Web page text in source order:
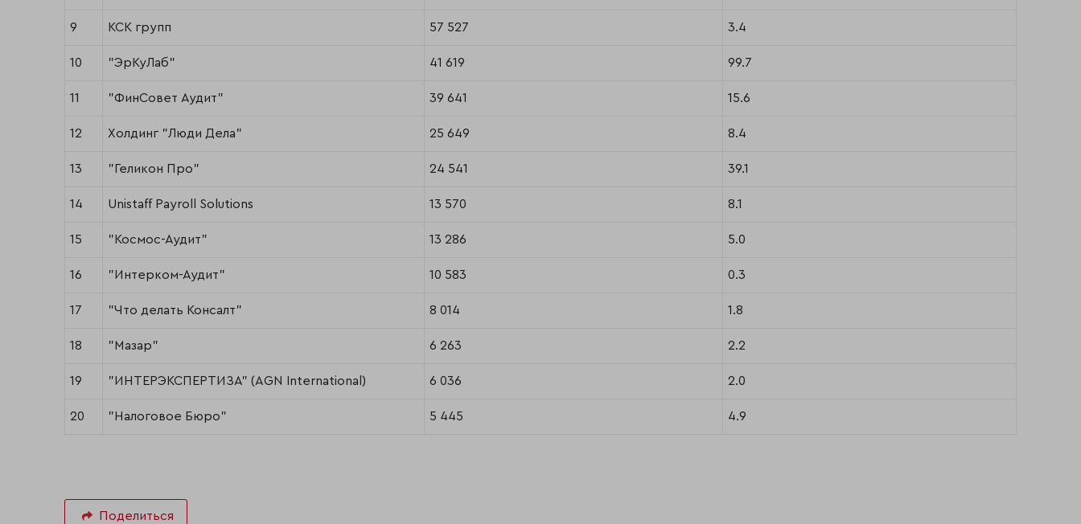
9 КСК групп 57 527 3.4
10 "ЭрКуЛаб" 41 619 99.7
11 "ФинСовет Аудит" 39 641 15.6
12 Холдинг "Люди Дела" 25 649 8.4
13 "Геликон Про" 24 541 39.1
14 Unistaff Payroll Solutions 13 570 8.1
15 "Космос-Аудит" 13 286 5.0
16 "Интерком-Аудит" 10 583 0.3
17 "Что делать Консалт" 8 014 1.8
18 "Мазар" 6 263 2.2
19 "ИНТЕРЭКСПЕРТИЗА" (AGN International) 6 036 2.0
20 "Налоговое Бюро" 5 445 4.9
Поделиться